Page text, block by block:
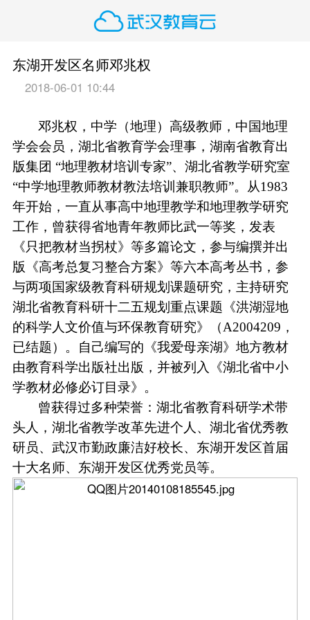
东湖开发区名师邓兆权
2018-06-01 10:44
邓兆权，中学（地理）高级教师，中国地理
学会会员，湖北省教育学会理事，湖南省教育出
版集团 “地理教材培训专家”、湖北省教学研究室
“中学地理教师教材教法培训兼职教师”。从1983
年开始，一直从事高中地理教学和地理教学研究
工作，曾获得省地青年教师比武一等奖，发表
《只把教材当拐杖》等多篇论文，参与编撰并出
版《高考总复习整合方案》等六本高考丛书，参
与两项国家级教育科研规划课题研究，主持研究
湖北省教育科研十二五规划重点课题《洪湖湿地
的科学人文价值与环保教育研究》（A2004209 ，
已结题）。自己编写的《我爱母亲湖》地方教材
由教育科学出版社出版，并被列入《湖北省中小
学教材必修必订目录》。
曾获得过多种荣誉：湖北省教育科研学术带
头人，湖北省教学改革先进个人、湖北省优秀教
研员、武汉市勤政廉洁好校长、东湖开发区首届
十大名师、东湖开发区优秀党员等。